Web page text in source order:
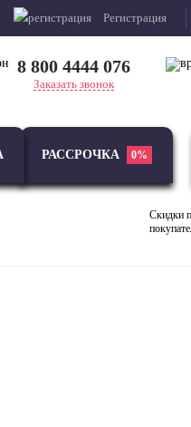
Регистрация
8 800 4444 076
Заказать звонок
РАССРОЧКА 0%
Скидки